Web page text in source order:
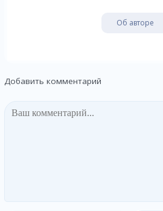
Об авторе
Добавить комментарий